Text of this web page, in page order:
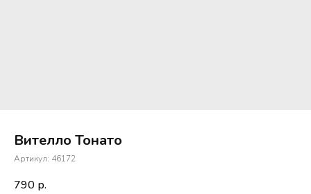
Вителло Тонато
Артикул: 46172
790 р.